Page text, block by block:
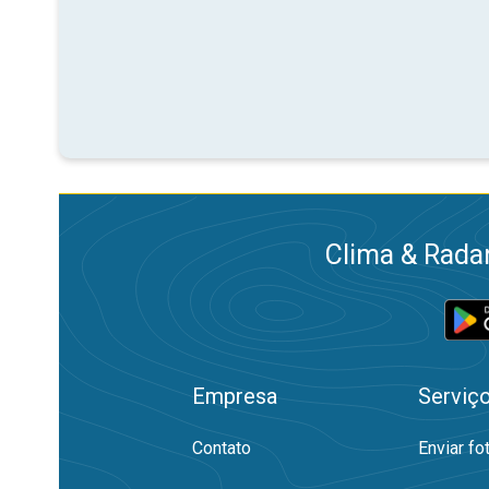
Clima &
Empresa
Contato Enviar